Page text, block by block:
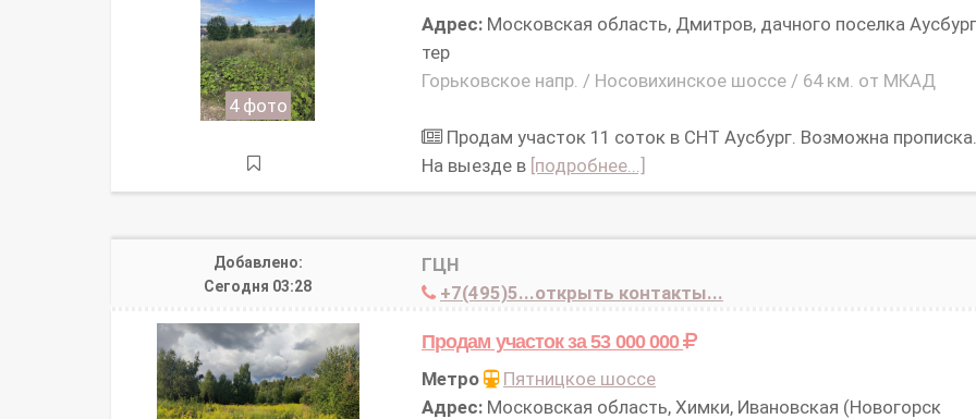
4 фото
Адрес:Московская область, Дмитров, дачного поселка Аусбург
тер
Горьковское напр. / Носовихинское шоссе / 64 км. от МКАД
Продам участок 11 соток в СНТ Аусбург. Возможна прописка.
На выезде в [подробнее...]
Добавлено:
Сегодня 03:28
ГЦН
+7(495)5...открыть контакты...
Продам участокза 53 000 000
Метро
Пятницкое шоссе
Адрес:Московская область, Химки, Ивановская (Новогорск